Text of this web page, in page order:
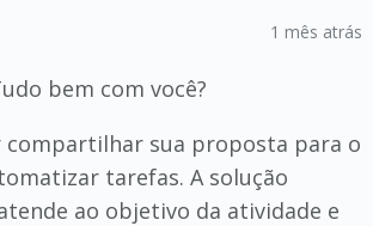
1 mês atrás
bem com você?
sua proposta para o
tarefas. A solução
ao objetivo da atividade e